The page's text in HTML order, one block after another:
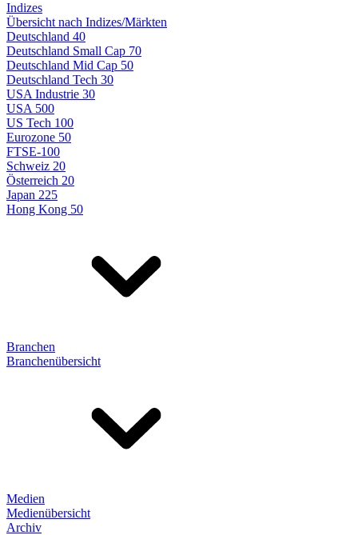
Indizes
Übersicht nach Indizes/Märkten
Deutschland 40
Deutschland Small Cap 70
Deutschland Mid Cap 50
Deutschland Tech 30
USA Industrie 30
USA 500
US Tech 100
Eurozone 50
FTSE-100
Schweiz 20
Österreich 20
Japan 225
Hong Kong 50
Branchen
Branchenübersicht
Medien
Medienübersicht
Archiv